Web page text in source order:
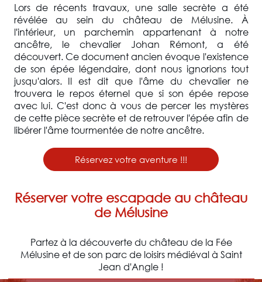
Lors de récents travaux, une salle secrète a été
révélée au sein du château de Mélusine. À
l'intérieur, un parchemin appartenant à notre
ancêtre, le chevalier Johan Rémont, a été
découvert. Ce document ancien évoque l'existence
de son épée légendaire, dont nous ignorions tout
jusqu'alors. Il est dit que l'âme du chevalier ne
trouvera le repos éternel que si son épée repose
avec lui. C'est donc à vous de percer les mystères
de cette pièce secrète et de retrouver l'épée afin de
libérer l'âme tourmentée de notre ancêtre.
Réservez votre aventure !!!
Réserver votre escapade au château
de Mélusine
Partez à la découverte du château de la Fée
Mélusine et de son parc de loisirs médiéval à Saint
Jean d'Angle !